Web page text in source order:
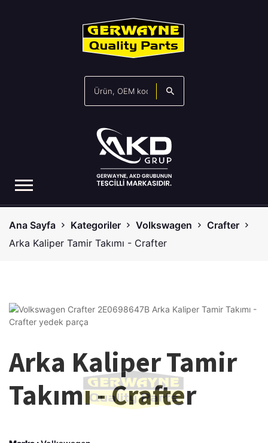
Ana Sayfa Kategoriler Volkswagen
Crafter
Arka Kaliper Tamir Takımı - Crafter
Arka Kaliper Tamir
Takımı - Crafter